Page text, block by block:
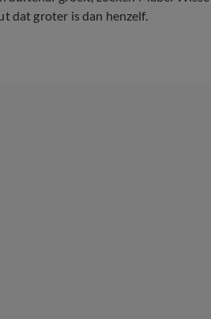
dat groter is dan henzelf.